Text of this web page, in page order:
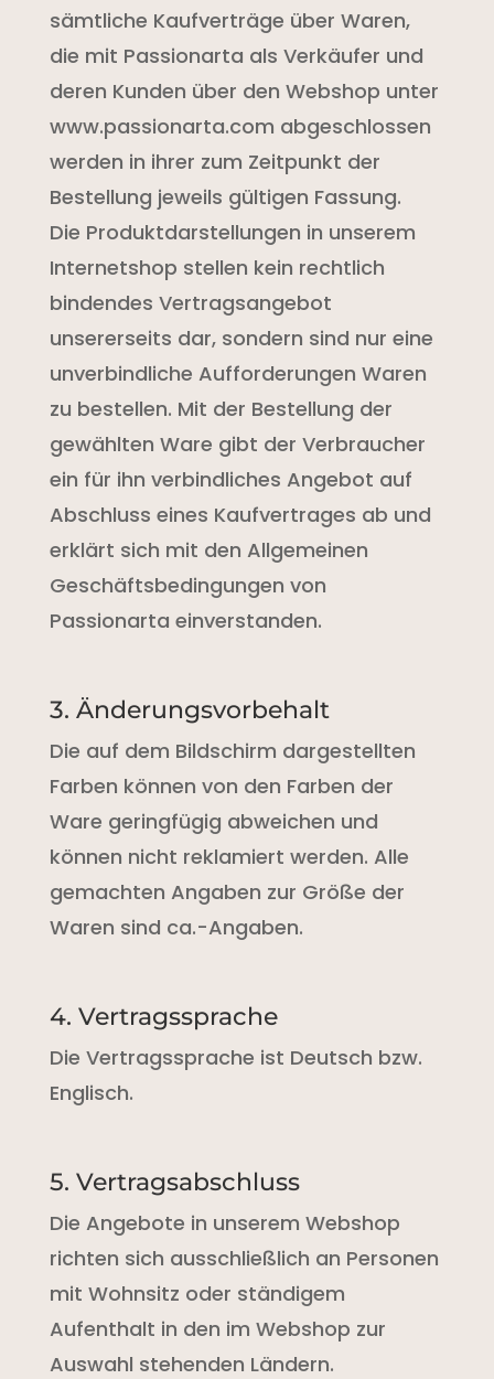
sämtliche Kaufverträge über Waren,
die mit Passionarta als Verkäufer und
deren Kunden über den Webshop unter
www.passionarta.com abgeschlossen
werden in ihrer zum Zeitpunkt der
Bestellung jeweils gültigen Fassung.
Die Produktdarstellungen in unserem
Internetshop stellen kein rechtlich
bindendes Vertragsangebot
unsererseits dar, sondern sind nur eine
unverbindliche Aufforderungen Waren
zu bestellen. Mit der Bestellung der
gewählten Ware gibt der Verbraucher
ein für ihn verbindliches Angebot auf
Abschluss eines Kaufvertrages ab und
erklärt sich mit den Allgemeinen
Geschäftsbedingungen von
Passionarta einverstanden.
3. Änderungsvorbehalt
Die auf dem Bildschirm dargestellten
Farben können von den Farben der
Ware geringfügig abweichen und
können nicht reklamiert werden. Alle
gemachten Angaben zur Größe der
Waren sind ca.-Angaben.
4. Vertragssprache
Die Vertragssprache ist Deutsch bzw.
Englisch.
5. Vertragsabschluss
Die Angebote in unserem Webshop
richten sich ausschließlich an Personen
mit Wohnsitz oder ständigem
Aufenthalt in den im Webshop zur
Auswahl stehenden Ländern.